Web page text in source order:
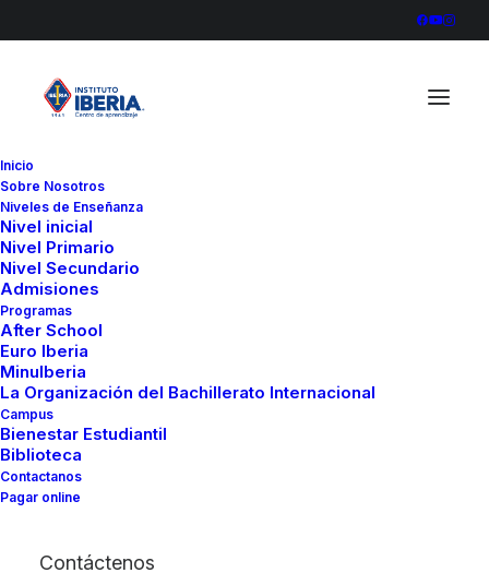
Inicio
Sobre Nosotros
Niveles de Enseñanza
Nivel inicial
Nivel Primario
Nivel Secundario
Admisiones
Programas
After School
Euro Iberia
MinuIberia
La Organización del Bachillerato Internacional
Campus
Bienestar Estudiantil
Biblioteca
Contactanos
Pagar online
Contáctenos